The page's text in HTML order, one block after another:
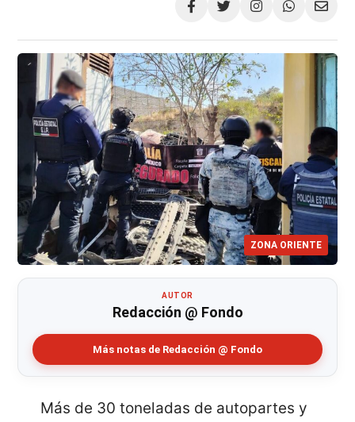
Compartir
ZONA ORIENTE
AUTOR
Redacción @ Fondo
Más notas de Redacción @ Fondo
Más de 30 toneladas de autopartes y